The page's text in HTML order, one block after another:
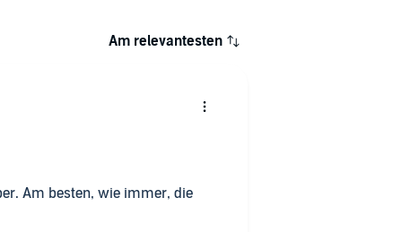
Am relevantesten
Am besten, wie immer, die